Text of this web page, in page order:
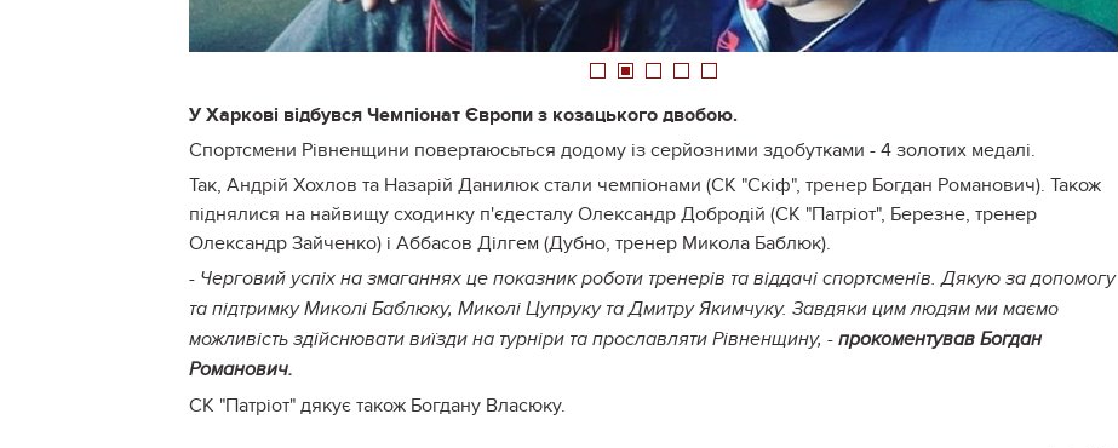
1 2 3 4 5
У Харкові відбувся Чемпіонат Європи з козацького двобою.
Спортсмени Рівненщини повертаюсьться додому із серйозними здобутками - 4 золотих медалі.
Так, Андрій Хохлов та Назарій Данилюк стали чемпіонами (СК "Скіф", тренер Богдан Романович). Також
піднялися на найвищу сходинку п'єдесталу Олександр Добродій (СК "Патріот", Березне, тренер
Олександр Зайченко) і Аббасов Ділгем (Дубно, тренер Микола Баблюк).
- Черговий успіх на змаганнях це показник роботи тренерів та віддачі спортсменів. Дякую за допомогу
та підтримку Миколі Баблюку, Миколі Цупруку та Дмитру Якимчуку. Завдяки цим людям ми маємо
можливість здійснювати виїзди на турніри та прославляти Рівненщину, - прокоментував Богдан
Романович.
СК "Патріот" дякує також Богдану Власюку.